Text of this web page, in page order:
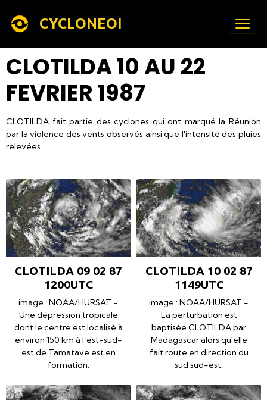
CYCLONEOI
CLOTILDA 10 AU 22
FEVRIER 1987
CLOTILDA fait partie des cyclones qui ont marqué la Réunion
par la violence des vents observés ainsi que l'intensité des pluies
relevées.
CLOTILDA 09 02 87
1200UTC
image : NOAA/HURSAT -
Une dépression tropicale
dont le centre est localisé à
environ 150 km à l’est-sud-
est de Tamatave est en
formation.
CLOTILDA 10 02 87
1149UTC
image : NOAA/HURSAT -
La perturbation est
baptisée CLOTILDA par
Madagascar alors qu'elle
fait route en direction du
sud sud-est.